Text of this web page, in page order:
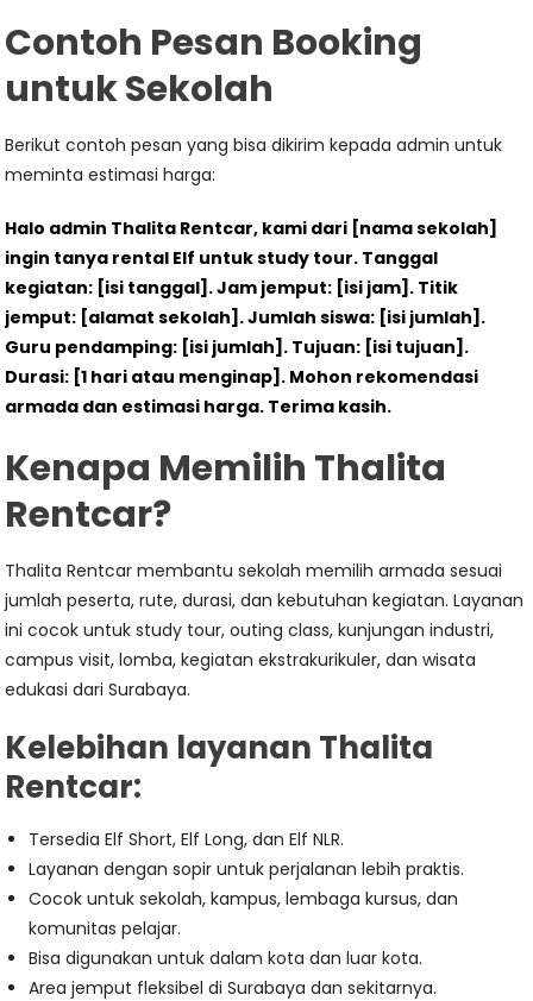
Contoh Pesan Booking
untuk Sekolah
Berikut contoh pesan yang bisa dikirim kepada admin untuk
meminta estimasi harga:
Halo admin Thalita Rentcar, kami dari [nama sekolah]
ingin tanya rental Elf untuk study tour. Tanggal
kegiatan: [isi tanggal]. Jam jemput: [isi jam]. Titik
jemput: [alamat sekolah]. Jumlah siswa: [isi jumlah].
Guru pendamping: [isi jumlah]. Tujuan: [isi tujuan].
Durasi: [1 hari atau menginap]. Mohon rekomendasi
armada dan estimasi harga. Terima kasih.
Kenapa Memilih Thalita
Rentcar?
Thalita Rentcar membantu sekolah memilih armada sesuai
jumlah peserta, rute, durasi, dan kebutuhan kegiatan. Layanan
ini cocok untuk study tour, outing class, kunjungan industri,
campus visit, lomba, kegiatan ekstrakurikuler, dan wisata
edukasi dari Surabaya.
Kelebihan layanan Thalita
Rentcar:
Tersedia Elf Short, Elf Long, dan Elf NLR.
Layanan dengan sopir untuk perjalanan lebih praktis.
Cocok untuk sekolah, kampus, lembaga kursus, dan
komunitas pelajar.
Bisa digunakan untuk dalam kota dan luar kota.
Area jemput fleksibel di Surabaya dan sekitarnya.